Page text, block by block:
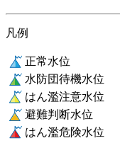
凡例
正常水位
水防団待機水位
はん濫注意水位
避難判断水位
はん濫危険水位